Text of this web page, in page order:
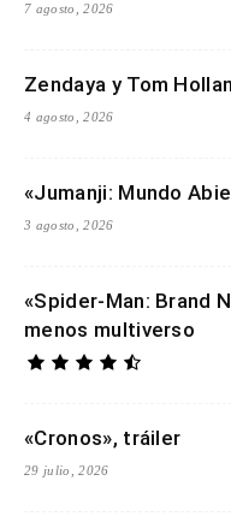
7 agosto, 2026
Zendaya y Tom
4 agosto, 2026
«Jumanji: Mundo
3 agosto, 2026
«Spider-Man: Brand
menos multiverso
«Cronos», tráiler
29 julio, 2026